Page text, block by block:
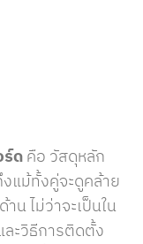
ร์ด คือ วัสดุหลัก
แม้ทั้งคู่จะดูคล้าย
น ไม่ว่าจะเป็นใน
ะวิธีการติดตั้ง